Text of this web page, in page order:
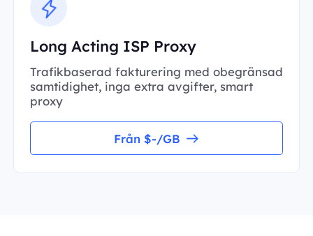
Long Acting ISP Proxy
Trafikbaserad fakturering med obegränsad
samtidighet, inga extra avgifter, smart
proxy
Från $-/GB